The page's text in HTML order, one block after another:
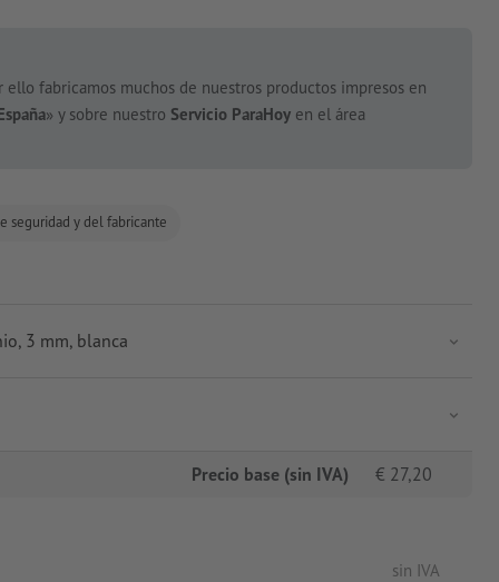
fabricamos muchos de nuestros productos impresos en
» y sobre nuestro Servicio ParaHoy en el área
seguridad y del fabricante
3 mm, blanca
Precio base (sin IVA) € 27,20
sin IVA